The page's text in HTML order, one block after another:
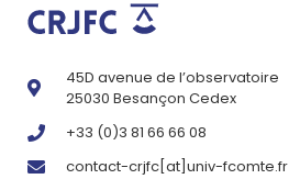
45D avenue de l’observatoire
25030 Besançon Cedex
+33 (0)3 81 66 66 08
contact-crjfc[at]univ-fcomte.fr